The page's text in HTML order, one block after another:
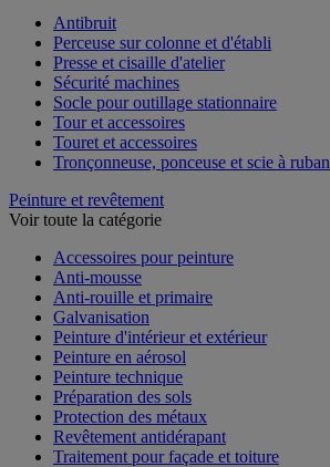
Antibruit
Perceuse sur colonne et d'établi
Presse et cisaille d'atelier
Sécurité machines
Socle pour outillage stationnaire
Tour et accessoires
Touret et accessoires
Tronçonneuse, ponceuse et scie à ruban
Peinture et revêtement
Voir toute la catégorie
Accessoires pour peinture
Anti-mousse
Anti-rouille et primaire
Galvanisation
Peinture d'intérieur et extérieur
Peinture en aérosol
Peinture technique
Préparation des sols
Protection des métaux
Revêtement antidérapant
Traitement pour façade et toiture